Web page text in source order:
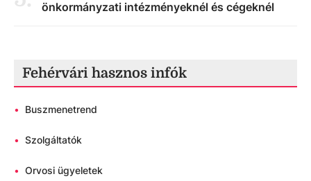
önkormányzati intézményeknél és cégeknél
Fehérvári hasznos infók
• Buszmenetrend
• Szolgáltatók
• Orvosi ügyeletek